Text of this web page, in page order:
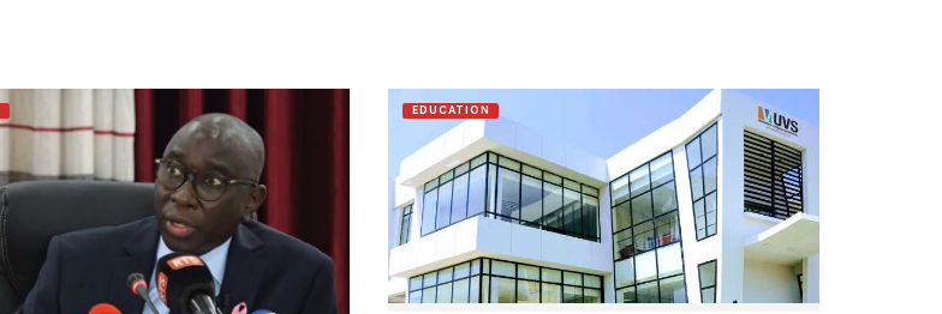
EDUCATION